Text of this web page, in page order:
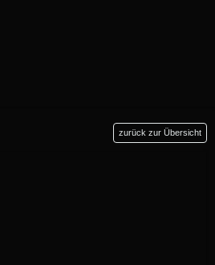
zurück zur Übersicht